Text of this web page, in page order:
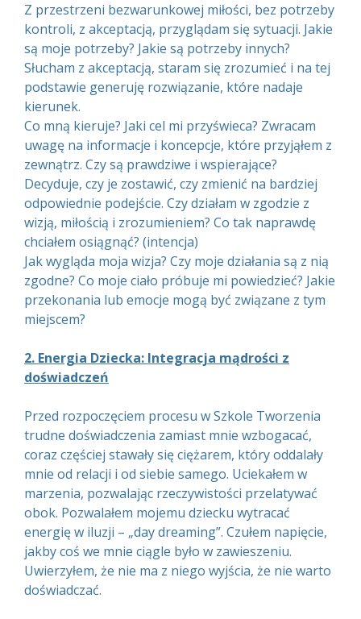
Z przestrzeni bezwarunkowej miłości, bez potrzeby
kontroli, z akceptacją, przyglądam się sytuacji. Jakie
są moje potrzeby? Jakie są potrzeby innych?
Słucham z akceptacją, staram się zrozumieć i na tej
podstawie generuję rozwiązanie, które nadaje
kierunek.
Co mną kieruje? Jaki cel mi przyświeca? Zwracam
uwagę na informacje i koncepcje, które przyjąłem z
zewnątrz. Czy są prawdziwe i wspierające?
Decyduje, czy je zostawić, czy zmienić na bardziej
odpowiednie podejście. Czy działam w zgodzie z
wizją, miłością i zrozumieniem? Co tak naprawdę
chciałem osiągnąć? (intencja)
Jak wygląda moja wizja? Czy moje działania są z nią
zgodne? Co moje ciało próbuje mi powiedzieć? Jakie
przekonania lub emocje mogą być związane z tym
miejscem?
2. Energia Dziecka: Integracja mądrości z
doświadczeń
Przed rozpoczęciem procesu w Szkole Tworzenia
trudne doświadczenia zamiast mnie wzbogacać,
coraz częściej stawały się ciężarem, który oddalały
mnie od relacji i od siebie samego. Uciekałem w
marzenia, pozwalając rzeczywistości przelatywać
obok. Pozwalałem mojemu dziecku wytracać
energię w iluzji – „day dreaming”. Czułem napięcie,
jakby coś we mnie ciągle było w zawieszeniu.
Uwierzyłem, że nie ma z niego wyjścia, że nie warto
doświadczać.